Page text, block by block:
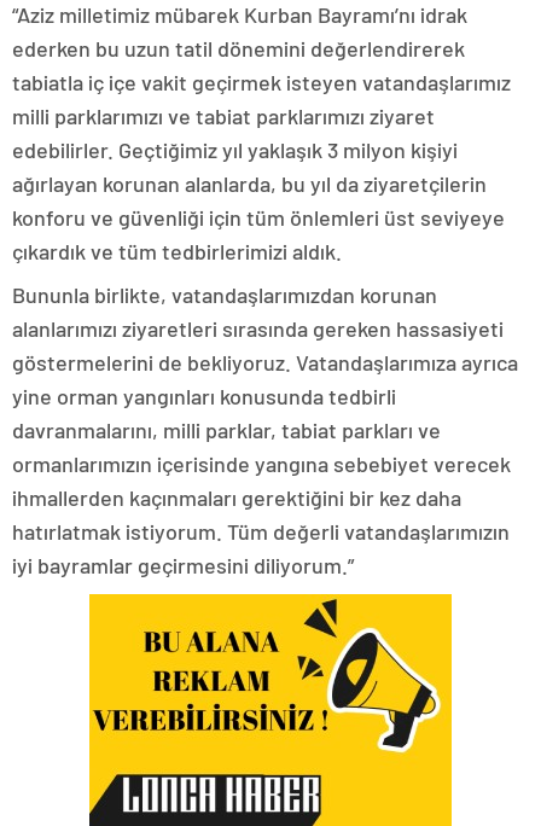
“Aziz milletimiz mübarek Kurban Bayramı’nı idrak
ederken bu uzun tatil dönemini değerlendirerek
tabiatla iç içe vakit geçirmek isteyen vatandaşlarımız
milli parklarımızı ve tabiat parklarımızı ziyaret
edebilirler. Geçtiğimiz yıl yaklaşık 3 milyon kişiyi
ağırlayan korunan alanlarda, bu yıl da ziyaretçilerin
konforu ve güvenliği için tüm önlemleri üst seviyeye
çıkardık ve tüm tedbirlerimizi aldık.
Bununla birlikte, vatandaşlarımızdan korunan
alanlarımızı ziyaretleri sırasında gereken hassasiyeti
göstermelerini de bekliyoruz. Vatandaşlarımıza ayrıca
yine orman yangınları konusunda tedbirli
davranmalarını, milli parklar, tabiat parkları ve
ormanlarımızın içerisinde yangına sebebiyet verecek
ihmallerden kaçınmaları gerektiğini bir kez daha
hatırlatmak istiyorum. Tüm değerli vatandaşlarımızın
iyi bayramlar geçirmesini diliyorum.”